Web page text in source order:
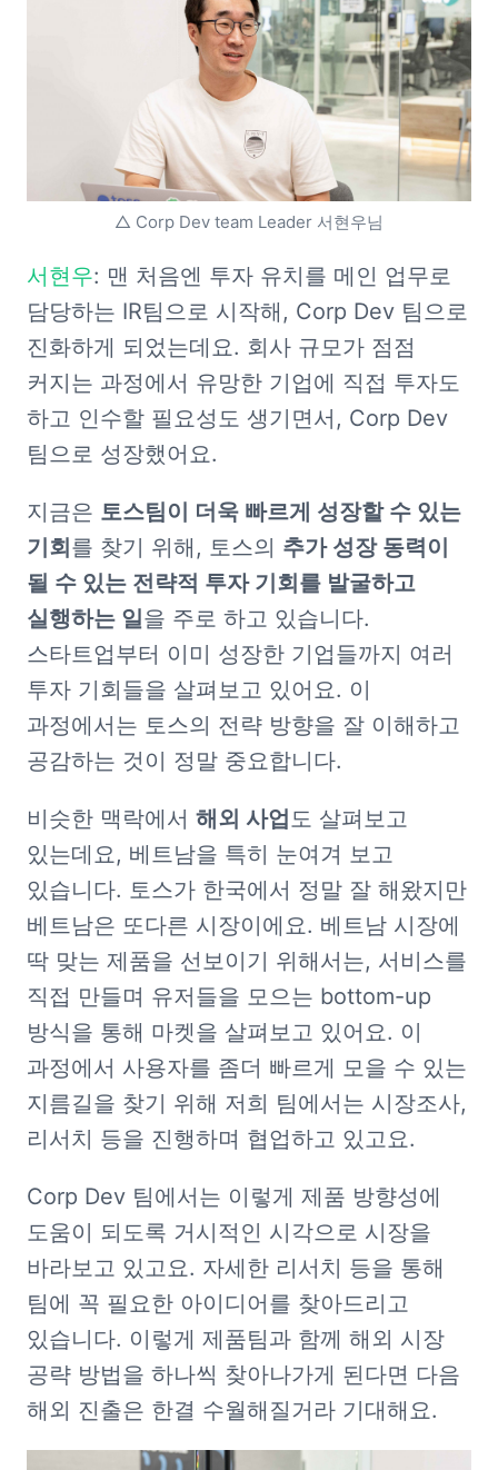
△ Corp Dev team Leader 서현우님
서현우: 맨 처음엔 투자 유치를 메인 업무로
담당하는 IR팀으로 시작해, Corp Dev 팀으로
진화하게 되었는데요. 회사 규모가 점점
커지는 과정에서 유망한 기업에 직접 투자도
하고 인수할 필요성도 생기면서, Corp Dev
팀으로 성장했어요.
지금은 토스팀이 더욱 빠르게 성장할 수 있는
기회를 찾기 위해, 토스의 추가 성장 동력이
될 수 있는 전략적 투자 기회를 발굴하고
실행하는 일을 주로 하고 있습니다.
스타트업부터 이미 성장한 기업들까지 여러
투자 기회들을 살펴보고 있어요. 이
과정에서는 토스의 전략 방향을 잘 이해하고
공감하는 것이 정말 중요합니다.
비슷한 맥락에서 해외 사업도 살펴보고
있는데요, 베트남을 특히 눈여겨 보고
있습니다. 토스가 한국에서 정말 잘 해왔지만
베트남은 또다른 시장이에요. 베트남 시장에
딱 맞는 제품을 선보이기 위해서는, 서비스를
직접 만들며 유저들을 모으는 bottom-up
방식을 통해 마켓을 살펴보고 있어요. 이
과정에서 사용자를 좀더 빠르게 모을 수 있는
지름길을 찾기 위해 저희 팀에서는 시장조사,
리서치 등을 진행하며 협업하고 있고요.
Corp Dev 팀에서는 이렇게 제품 방향성에
도움이 되도록 거시적인 시각으로 시장을
바라보고 있고요. 자세한 리서치 등을 통해
팀에 꼭 필요한 아이디어를 찾아드리고
있습니다. 이렇게 제품팀과 함께 해외 시장
공략 방법을 하나씩 찾아나가게 된다면 다음
해외 진출은 한결 수월해질거라 기대해요.